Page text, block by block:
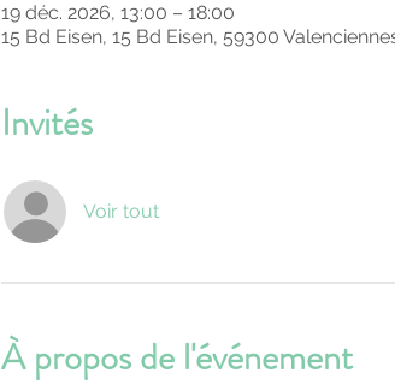
19 déc. 2026, 13:00 – 18:00
15 Bd Eisen, 15 Bd Eisen, 59300
Invités
Voir tout
À propos de l'événement